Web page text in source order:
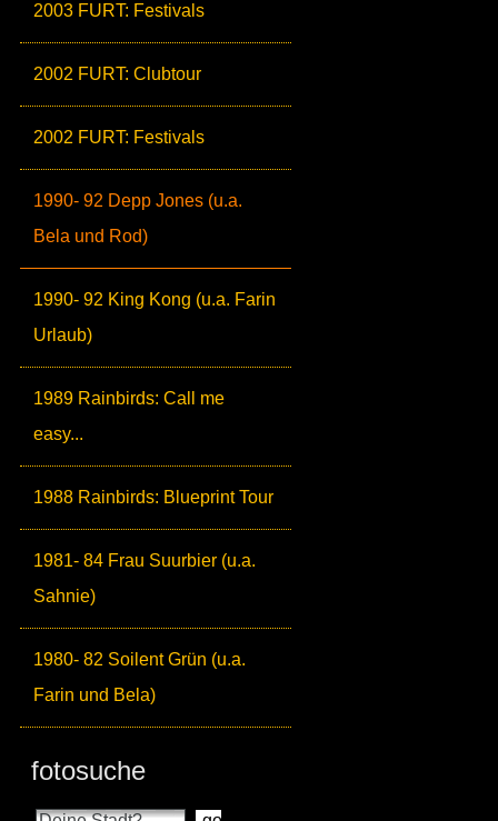
2003 FURT: Festivals
2002 FURT: Clubtour
2002 FURT: Festivals
1990- 92 Depp Jones (u.a.
Bela und Rod)
1990- 92 King Kong (u.a. Farin
Urlaub)
1989 Rainbirds: Call me
easy...
1988 Rainbirds: Blueprint Tour
1981- 84 Frau Suurbier (u.a.
Sahnie)
1980- 82 Soilent Grün (u.a.
Farin und Bela)
fotosuche